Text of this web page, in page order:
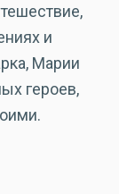
и
Марии
героев,